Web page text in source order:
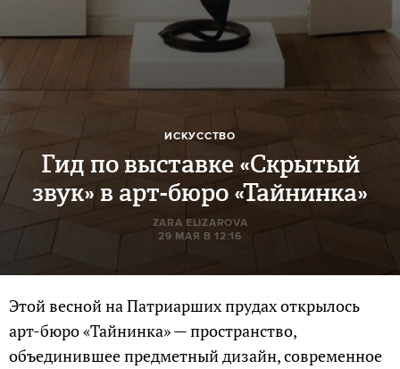
ИСКУССТВО
Гид по выставке «Скрытый
звук» в арт-бюро «Тайнинка»
ZARA ELIZAROVA
29 МАЯ В 12:16
Этой весной на Патриарших прудах открылось
арт-бюро «Тайнинка» — пространство,
объединившее предметный дизайн, современное